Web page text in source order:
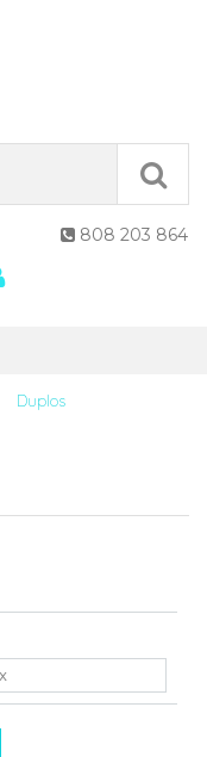
 808 203 864
Duplos